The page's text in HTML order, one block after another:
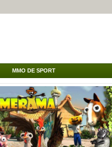
MMO DE SPORT